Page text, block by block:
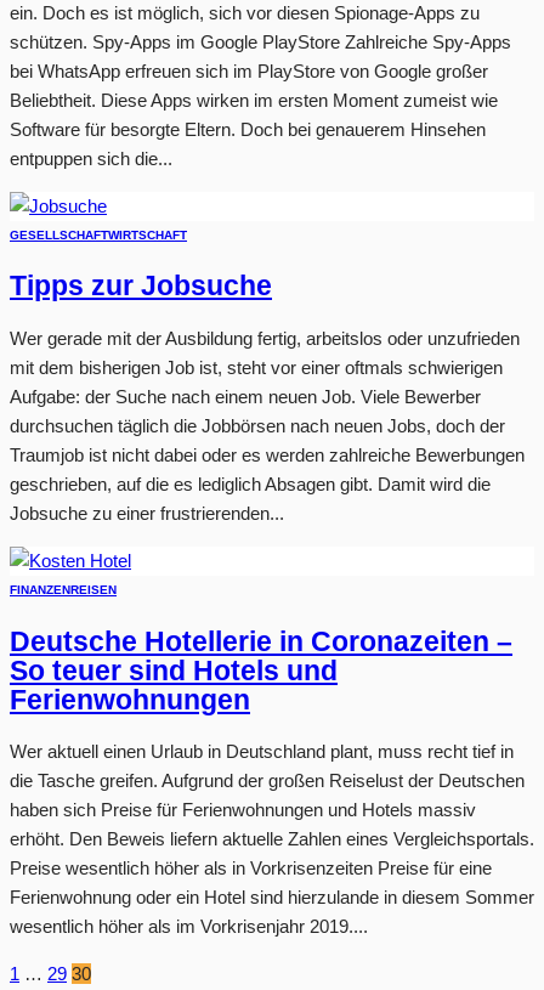
ein. Doch es ist möglich, sich vor diesen Spionage-Apps zu
schützen. Spy-Apps im Google PlayStore Zahlreiche Spy-Apps
bei WhatsApp erfreuen sich im PlayStore von Google großer
Beliebtheit. Diese Apps wirken im ersten Moment zumeist wie
Software für besorgte Eltern. Doch bei genauerem Hinsehen
entpuppen sich die...
GESELLSCHAFTWIRTSCHAFT
Tipps zur Jobsuche
Wer gerade mit der Ausbildung fertig, arbeitslos oder unzufrieden
mit dem bisherigen Job ist, steht vor einer oftmals schwierigen
Aufgabe: der Suche nach einem neuen Job. Viele Bewerber
durchsuchen täglich die Jobbörsen nach neuen Jobs, doch der
Traumjob ist nicht dabei oder es werden zahlreiche Bewerbungen
geschrieben, auf die es lediglich Absagen gibt. Damit wird die
Jobsuche zu einer frustrierenden...
FINANZENREISEN
Deutsche Hotellerie in Coronazeiten –
So teuer sind Hotels und
Ferienwohnungen
Wer aktuell einen Urlaub in Deutschland plant, muss recht tief in
die Tasche greifen. Aufgrund der großen Reiselust der Deutschen
haben sich Preise für Ferienwohnungen und Hotels massiv
erhöht. Den Beweis liefern aktuelle Zahlen eines Vergleichsportals.
Preise wesentlich höher als in Vorkrisenzeiten Preise für eine
Ferienwohnung oder ein Hotel sind hierzulande in diesem Sommer
wesentlich höher als im Vorkrisenjahr 2019....
1 … 29 30